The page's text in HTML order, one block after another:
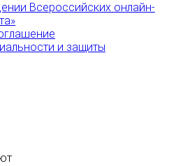
Всероссийских онлайн-
и защиты